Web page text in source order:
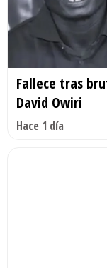
Fallece tras
David Owiri
Hace 1 día